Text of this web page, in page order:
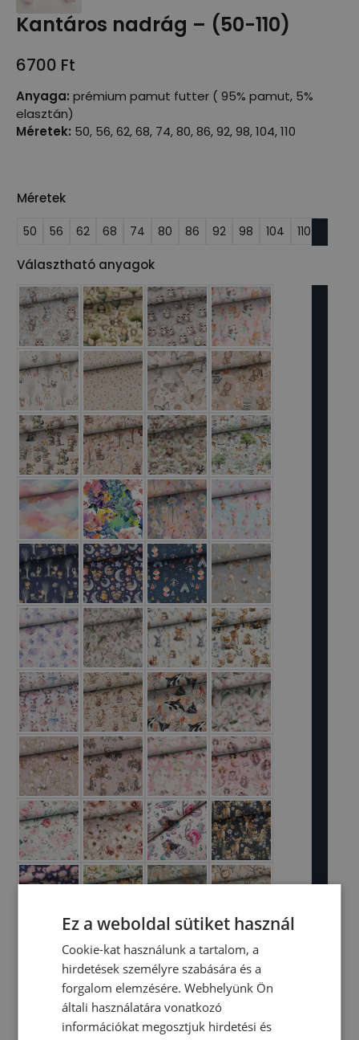
Kantáros nadrág – (50-110)
6700 Ft
Anyaga: prémium pamut futter ( 95% pamut, 5%
elasztán)
Méretek: 50, 56, 62, 68, 74, 80, 86, 92, 98, 104, 110
Méretek
50 56 62 68 74 80 86 92 98 104 110
Választható anyagok
Ez a weboldal sütiket használ
Cookie-kat használunk a tartalom, a
hirdetések személyre szabására és a
forgalom elemzésére. Webhelyünk Ön
általi használatára vonatkozó
információkat megosztjuk hirdetési és